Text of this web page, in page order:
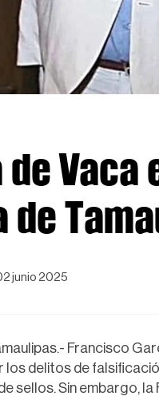
de
de
junio 2025
Francisco
los delitos de
sellos. Sin embargo,